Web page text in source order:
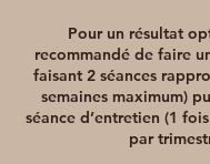
Pour un résultat
recommandé de faire
faisant 2 séances
semaines maximum)
séance d’entretien (1
par